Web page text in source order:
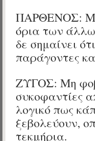
ΠΑΡΘΕΝΟΣ:
όρια των
δε σημαίνει
παράγοντες
ΖΥΓΟΣ: Μη
συκοφαντίες
λογικό πως
ξεβολεύουν,
τεκμήρια.